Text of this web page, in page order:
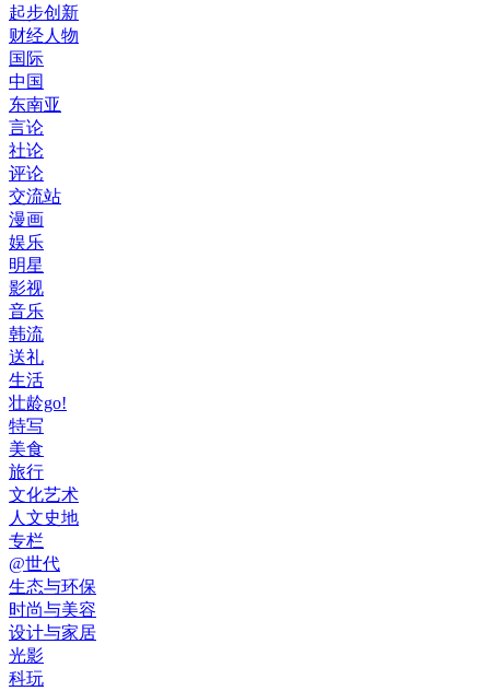
起步创新
财经人物
国际
中国
东南亚
言论
社论
评论
交流站
漫画
娱乐
明星
影视
音乐
韩流
送礼
生活
壮龄go!
特写
美食
旅行
文化艺术
人文史地
专栏
@世代
生态与环保
时尚与美容
设计与家居
光影
科玩